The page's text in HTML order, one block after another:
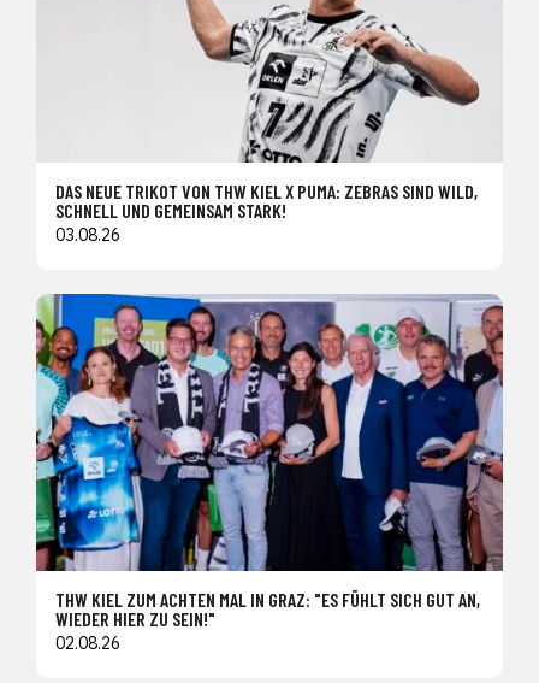
DAS NEUE TRIKOT VON THW KIEL X PUMA: ZEBRAS SIND WILD,
SCHNELL UND GEMEINSAM STARK!
03.08.26
THW KIEL ZUM ACHTEN MAL IN GRAZ: "ES FÜHLT SICH GUT AN,
WIEDER HIER ZU SEIN!"
02.08.26